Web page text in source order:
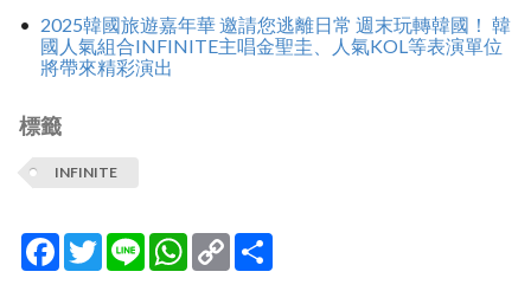
2025韓國旅遊嘉年華 邀請您逃離日常 週末玩轉韓國！ 韓
國人氣組合INFINITE主唱金聖圭、人氣KOL等表演單位
將帶來精彩演出
標籤
INFINITE
Facebook
TwitterLine WhatsApp
Copy
Link